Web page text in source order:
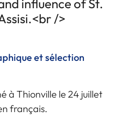
influence of St.
/>
et sélection
à Thionville le 24 juillet
français.